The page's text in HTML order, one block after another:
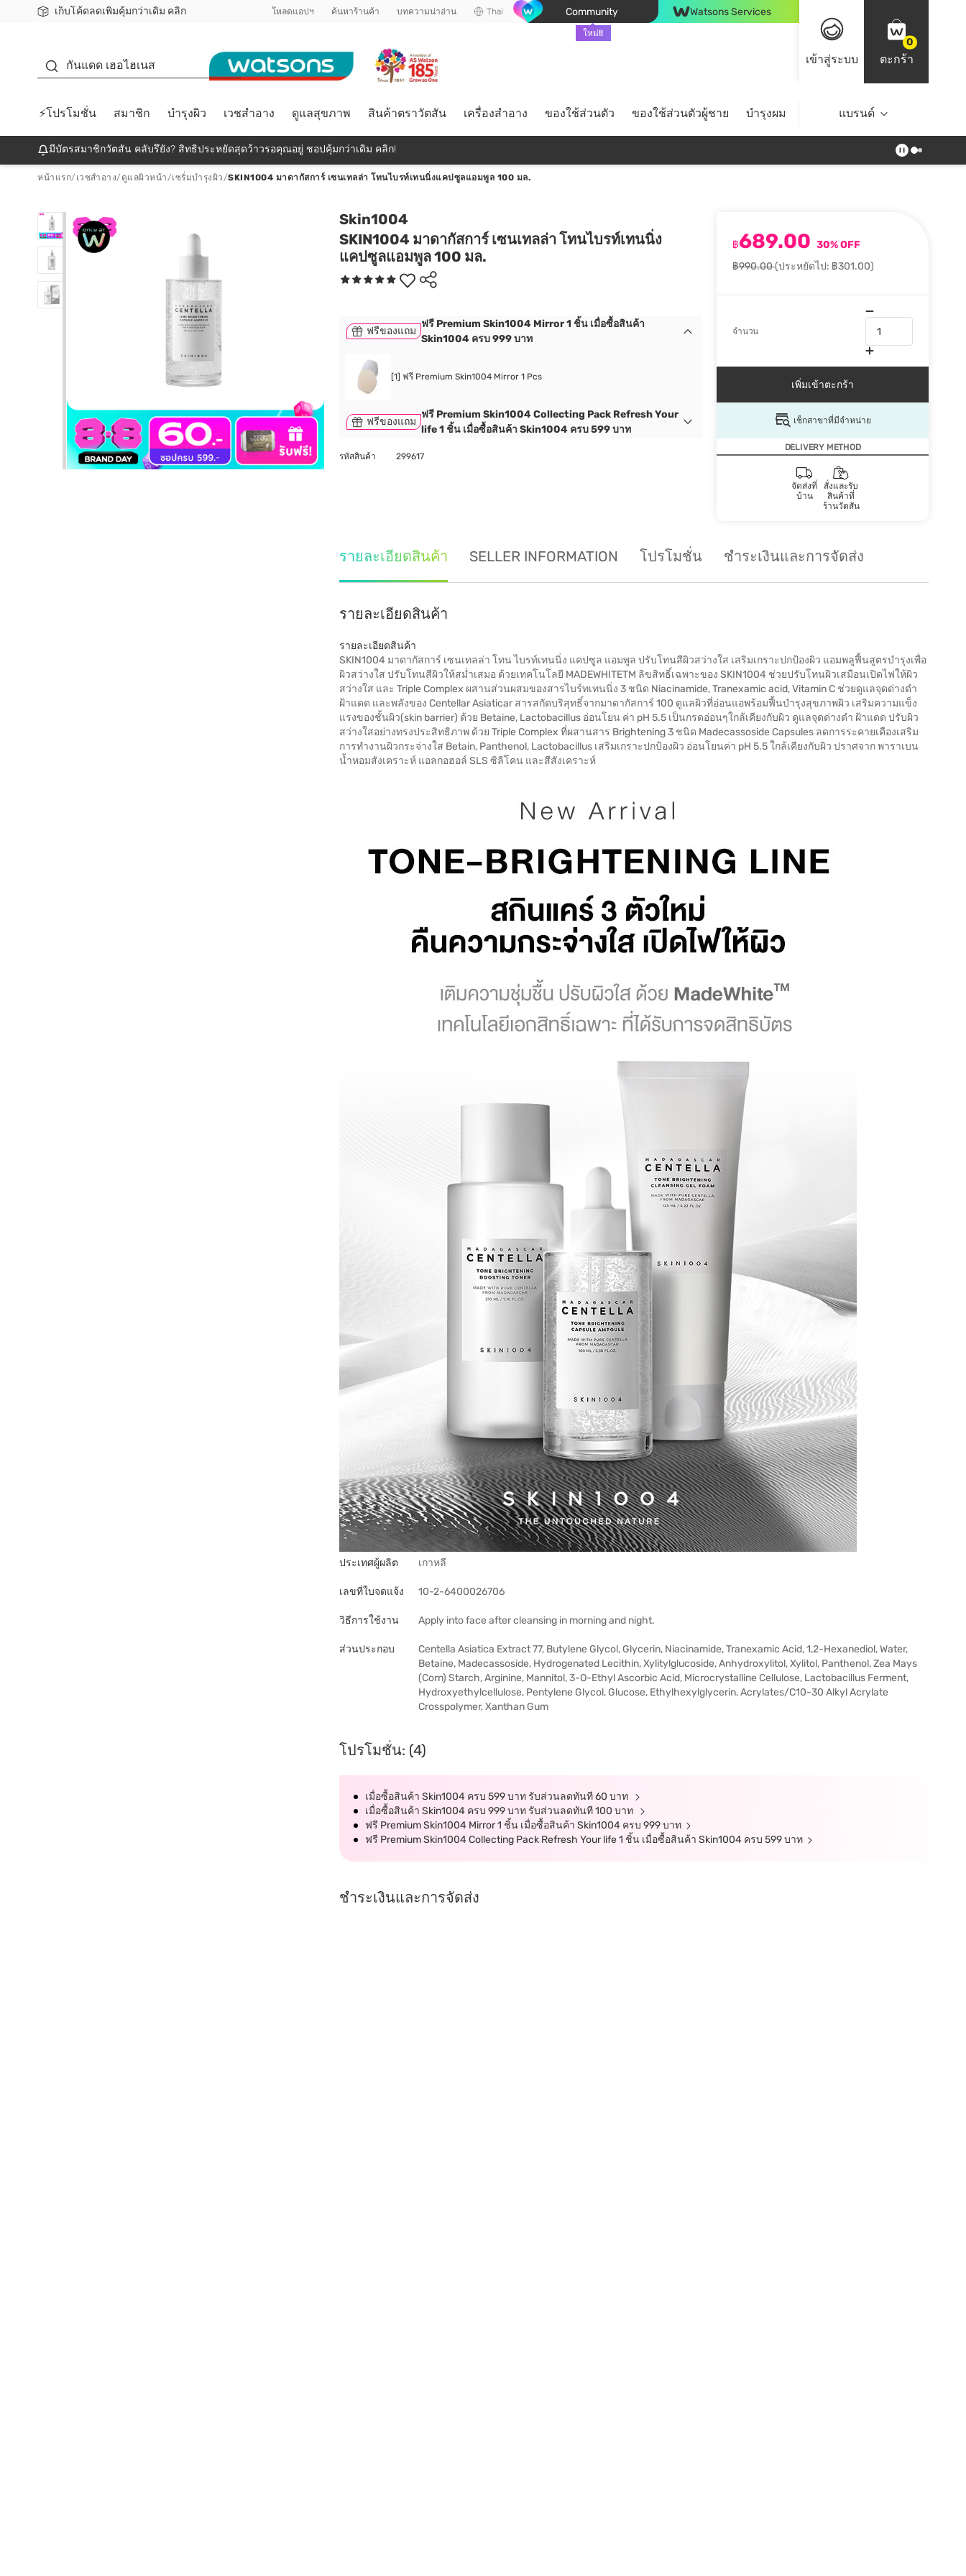
เก็บโค้ดลดเพิ่มคุ้มกว่าเดิม คลิก
ชอปออนไลน์ครั้งแรก ลดเพิ่มจุก ๆ 10%! 🎉
📦ส่งฟรี! เมื่อชอป 499฿
สมาชิกวัตสัน คลับดียังไง? โหลดแอปฯ ค้นหาร้านค้า บทความน่าอ่าน Thai Community
ใหม่!!
Watsons Services
เข้าสู่ระบบ
0
ตะกร้า
กันแดด เฮอไฮเนส
⚡โปรโมชั่น สมาชิก บำรุงผิว เวชสำอาง ดูแลสุขภาพ สินค้าตราวัตสัน เครื่องสำอาง ของใช้ส่วนตัว ของใช้ส่วนตัวผู้ชาย บำรุงผม ไลฟ์สไตล์ Top Brands
แบรนด์
มีบัตรสมาชิกวัตสัน คลับรึยัง? สิทธิประหยัดสุดว้าวรอคุณอยู่ ชอปคุ้มกว่าเดิม คลิก!
หน้าแรก/ เวชสำอาง/ ดูแลผิวหน้า/เซรั่มบำรุงผิว/SKIN1004 มาดากัสการ์ เซนเทลล่า โทนไบรท์เทนนิ่งแคปซูลแอมพูล 100 มล.
Skin1004
SKIN1004 มาดากัสการ์ เซนเทลล่า โทนไบรท์เทนนิ่ง
แคปซูลแอมพูล 100 มล.
฿689.00 30% OFF
฿990.00(ประหยัดไป: ฿301.00)
จำนวน
เพิ่มเข้าตะกร้า
เช็กสาขาที่มีจำหน่าย
DELIVERY METHOD
จัดส่งที่
บ้าน
สั่งและรับ
สินค้าที่
ร้านวัตสัน
ฟรีของแถม
ฟรี Premium Skin1004 Mirror 1 ชิ้น เมื่อซื้อสินค้า
Skin1004 ครบ 999 บาท
[1] ฟรี Premium Skin1004 Mirror 1 Pcs
ฟรีของแถม
ฟรี Premium Skin1004 Collecting Pack Refresh Your
life 1 ชิ้น เมื่อซื้อสินค้า Skin1004 ครบ 599 บาท
รหัสสินค้า 299617
รายละเอียดสินค้า SELLER INFORMATION โปรโมชั่น ชำระเงินและการจัดส่ง
รายละเอียดสินค้า
รายละเอียดสินค้า
SKIN1004 มาดากัสการ์ เซนเทลล่า โทน ไบรท์เทนนิ่ง แคปซูล แอมพูล ปรับโทนสีผิวสว่างใส เสริมเกราะปกป้องผิว แอมพลูฟื้นสูตรบำรุงเพื่อ
ผิวสว่างใส ปรับโทนสีผิวให้สม่ำเสมอ ด้วยเทคโนโลยี MADEWHITETM ลิขสิทธิ์เฉพาะของ SKIN1004 ช่วยปรับโทนผิวเสมือนเปิดไฟให้ผิว
สว่างใส และ Triple Complex ผสานส่วนผสมของสารไบร์ทเทนนิ่ง 3 ชนิด Niacinamide, Tranexamic acid, Vitamin C ช่วยดูแลจุดด่างดำ
ฝ้าแดด และพลังของ Centellar Asiaticar สารสกัดบริสุทธิ์จากมาดากัสการ์ 100 ดูแลผิวที่อ่อนแอพร้อมฟื้นบำรุงสุขภาพผิว เสริมความแข็ง
แรงของชั้นผิว(skin barrier) ด้วย Betaine, Lactobacillus อ่อนโยน ค่า pH 5.5 เป็นกรดอ่อนๆใกล้เคียงกับผิว ดูแลจุดด่างดำ ฝ้าแดด ปรับผิว
สว่างใสอย่างทรงประสิทธิภาพ ด้วย Triple Complex ที่ผสานสาร Brightening 3 ชนิด Madecassoside Capsules ลดการระคายเคืองเสริม
การทำงานผิวกระจ่างใส Betain, Panthenol, Lactobacillus เสริมเกราะปกป้องผิว อ่อนโยนค่า pH 5.5 ใกล้เคียงกับผิว ปราศจาก พาราเบน
น้ำหอมสังเคราะห์ แอลกอฮอล์ SLS ซิลิโคน และสีสังเคราะห์
ประเทศผู้ผลิต เกาหลี
เลขที่ใบจดแจ้ง 10-2-6400026706
วิธีการใช้งาน Apply into face after cleansing in morning and night.
ส่วนประกอบ
Centella Asiatica Extract 77, Butylene Glycol, Glycerin, Niacinamide, Tranexamic Acid, 1,2-Hexanediol, Water,
Betaine, Madecassoside, Hydrogenated Lecithin, Xylitylglucoside, Anhydroxylitol, Xylitol, Panthenol, Zea Mays
(Corn) Starch, Arginine, Mannitol, 3-O-Ethyl Ascorbic Acid, Microcrystalline Cellulose, Lactobacillus Ferment,
Hydroxyethylcellulose, Pentylene Glycol, Glucose, Ethylhexylglycerin, Acrylates/C10-30 Alkyl Acrylate
Crosspolymer, Xanthan Gum
โปรโมชั่น: (4)
เมื่อซื้อสินค้า Skin1004 ครบ 599 บาท รับส่วนลดทันที 60 บาท
เมื่อซื้อสินค้า Skin1004 ครบ 999 บาท รับส่วนลดทันที 100 บาท
ฟรี Premium Skin1004 Mirror 1 ชิ้น เมื่อซื้อสินค้า Skin1004 ครบ 999 บาท
ฟรี Premium Skin1004 Collecting Pack Refresh Your life 1 ชิ้น เมื่อซื้อสินค้า Skin1004 ครบ 599 บาท
ชำระเงินและการจัดส่ง